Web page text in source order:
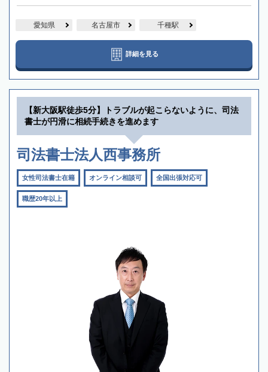
愛知県 名古屋市 千種駅
詳細を見る
【新大阪駅徒歩5分】トラブルが起こらないように、司法
書士が円滑に相続手続きを進めます
司法書士法人西事務所
女性司法書士在籍 オンライン相談可 全国出張対応可
職歴20年以上